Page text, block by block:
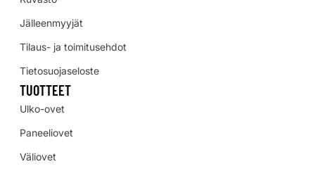
Jälleenmyyjät
Tilaus- ja toimitusehdot
Tietosuojaseloste
TUOTTEET
Ulko-ovet
Paneeliovet
Väliovet